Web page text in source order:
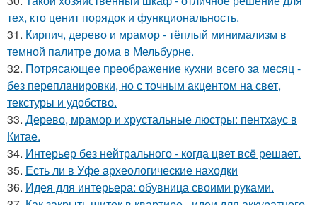
тех, кто ценит порядок и функциональность.
31. Кирпич, дерево и мрамор - тёплый минимализм в
темной палитре дома в Мельбурне.
32. Потрясающее преображение кухни всего за месяц -
без перепланировки, но с точным акцентом на свет,
текстуры и удобство.
33. Дерево, мрамор и хрустальные люстры: пентхаус в
Китае.
34. Интерьер без нейтрального - когда цвет всё решает.
35. Есть ли в Уфе археологические находки
36. Идея для интерьера: обувница своими руками.